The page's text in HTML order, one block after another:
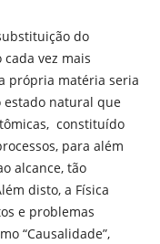
do
vez mais
própria matéria seria
estado natural que
constituído
para além
alcance, tão
disto, a Física
e problemas
“Causalidade”,